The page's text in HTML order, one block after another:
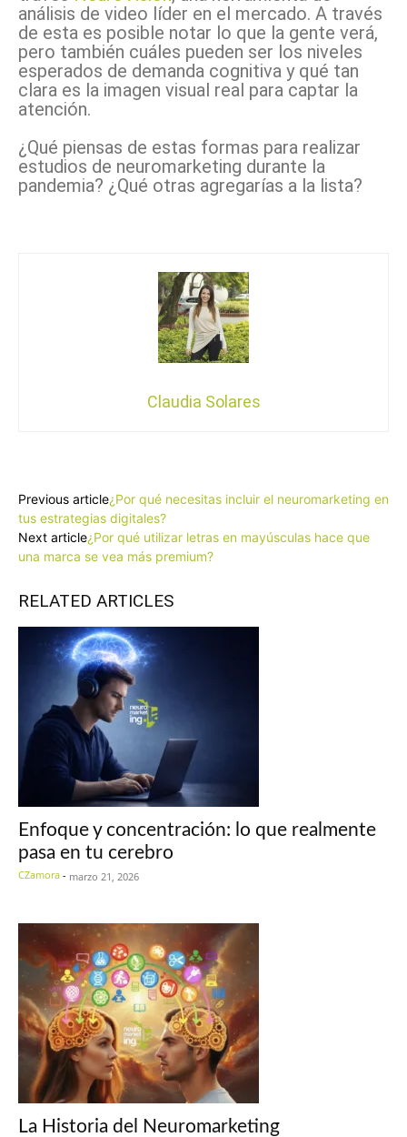
análisis de video líder en el mercado. A través
de esta es posible notar lo que la gente verá,
pero también cuáles pueden ser los niveles
esperados de demanda cognitiva y qué tan
clara es la imagen visual real para captar la
atención.
¿Qué piensas de estas formas para realizar
estudios de neuromarketing durante la
pandemia? ¿Qué otras agregarías a la lista?
Claudia Solares
Previous article¿Por qué necesitas incluir el neuromarketing en
tus estrategias digitales?
Next article¿Por qué utilizar letras en mayúsculas hace que
una marca se vea más premium?
RELATED ARTICLES
Enfoque y concentración: lo que realmente
pasa en tu cerebro
CZamora - marzo 21, 2026
La Historia del Neuromarketing